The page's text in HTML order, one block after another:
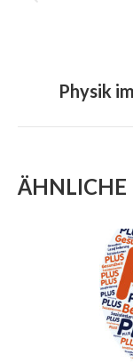
Physik
ÄHNLICHE